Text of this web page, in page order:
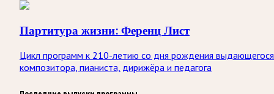
Партитура жизни: Ференц Лист
Цикл программ к 210-летию со дня рождения выдающегося
композитора, пианиста, дирижёра и педагога